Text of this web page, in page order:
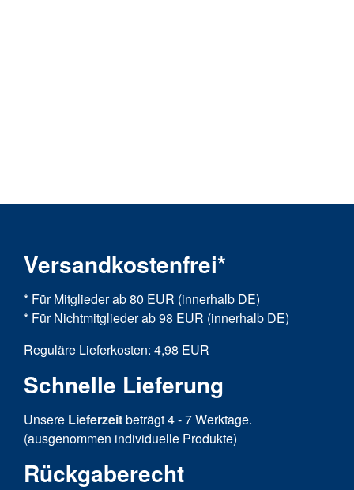
Versandkostenfrei*
* Für Mitglieder ab 80 EUR (innerhalb DE)
* Für Nichtmitglieder ab 98 EUR (innerhalb DE)
Reguläre Lieferkosten: 4,98 EUR
Schnelle Lieferung
Unsere Lieferzeitbeträgt 4 - 7 Werktage.
(ausgenommen individuelle Produkte)
Rückgaberecht